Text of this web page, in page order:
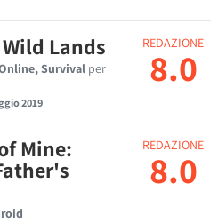
Lands
Survival per
2019
REDAZIONE
8.0
Mine: REDAZIONE
8.0